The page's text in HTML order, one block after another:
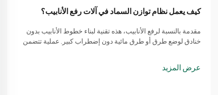
كيف يعمل نظام توازن السماد في آلات رفع الأنابيب؟
مقدمة بالنسبة لرفع الأنابيب، هذه تقنية لبناء خطوط الأنابيب بدون
خنادق لوضع طرق أو طرق مائية دون إضطراب كبير. عملية تتضمن
عرض المزيد